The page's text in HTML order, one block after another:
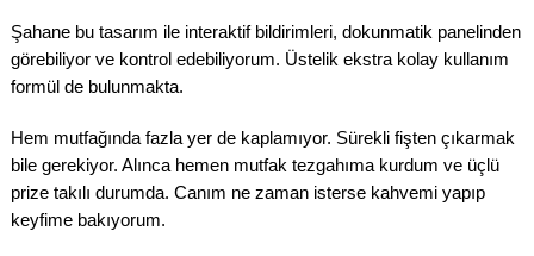
Şahane bu tasarım ile interaktif bildirimleri, dokunmatik panelinden
görebiliyor ve kontrol edebiliyorum. Üstelik ekstra kolay kullanım
formül de bulunmakta.
Hem mutfağında fazla yer de kaplamıyor. Sürekli fişten çıkarmak
bile gerekiyor. Alınca hemen mutfak tezgahıma kurdum ve üçlü
prize takılı durumda. Canım ne zaman isterse kahvemi yapıp
keyfime bakıyorum.